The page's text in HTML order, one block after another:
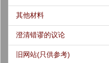
其他材料
澄清错谬的议论
旧网站(只供参考)